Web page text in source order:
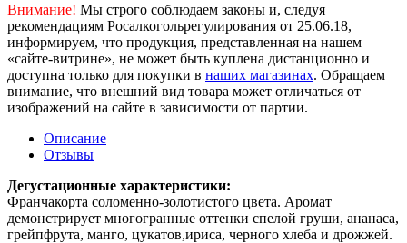
Внимание! Мы строго соблюдаем законы и, следуя
рекомендациям Росалкогольрегулирования от 25.06.18,
информируем, что продукция, представленная на нашем
«сайте-витрине», не может быть куплена дистанционно и
доступна только для покупки в наших магазинах. Обращаем
внимание, что внешний вид товара может отличаться от
изображений на сайте в зависимости от партии.
Описание
Отзывы
Дегустационные характеристики:
Франчакорта соломенно-золотистого цвета. Аромат
демонстрирует многогранные оттенки спелой груши, ананаса,
грейпфрута, манго, цукатов,ириса, черного хлеба и дрожжей.